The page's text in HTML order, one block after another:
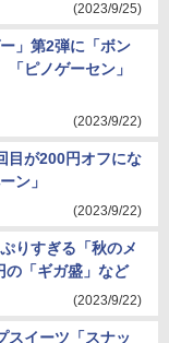
(2023/9/25)
」第2弾に「ボン
ピノゲーセン」
(2023/9/22)
目が200円オフにな
ン」
(2023/9/22)
りすぎる「秋のメ
の「ギガ盛」など
(2023/9/22)
スイーツ「スナッ